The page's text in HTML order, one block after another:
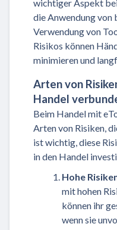
wichtiger Aspekt
die Anwendung von
Verwendung von
Risikos können
minimieren und
Arten von
Handel
Beim Handel mit
Arten von Risiken,
ist wichtig, diese
in den Handel
Hohe
mit hohen
können ihr
wenn sie